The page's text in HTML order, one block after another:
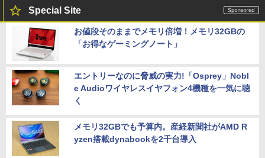
Special Site
お値段そのままでメモリ倍増！メモリ32GBの
「お得なゲーミングノート」
エントリーなのに脅威の実力!「Osprey」Nobl
e Audioワイヤレスイヤフォン4機種を一気に聴
く
メモリ32GBでも予算内。産経新聞社がAMD R
yzen搭載dynabookを2千台導入